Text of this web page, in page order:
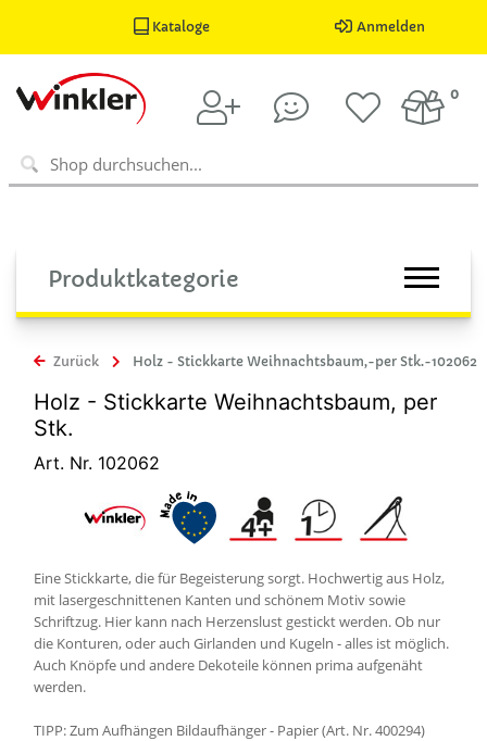
Kataloge Anmelden
0
Produktkategorie
Zurück Holz - Stickkarte Weihnachtsbaum,-per Stk.-102062
Holz - Stickkarte Weihnachtsbaum, per
Stk.
Art. Nr. 102062
Eine Stickkarte, die für Begeisterung sorgt. Hochwertig aus Holz,
mit lasergeschnittenen Kanten und schönem Motiv sowie
Schriftzug. Hier kann nach Herzenslust gestickt werden. Ob nur
die Konturen, oder auch Girlanden und Kugeln - alles ist möglich.
Auch Knöpfe und andere Dekoteile können prima aufgenäht
werden.
TIPP: Zum Aufhängen Bildaufhänger - Papier (Art. Nr. 400294)